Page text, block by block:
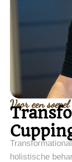
Voor een
holistische